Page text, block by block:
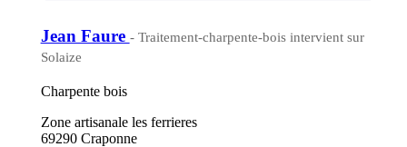
Jean Faure - Traitement-charpente-bois intervient sur
Solaize
Charpente bois
Zone artisanale les ferrieres
69290 Craponne